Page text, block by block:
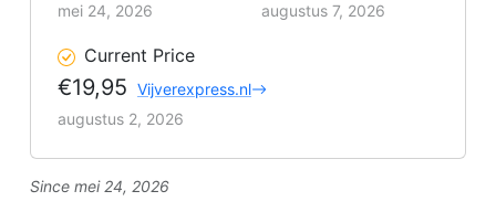
mei 24, 2026
augustus 7, 2026
Current Price
€19,95 Vijverexpress.nl
augustus 2, 2026
Since mei 24, 2026